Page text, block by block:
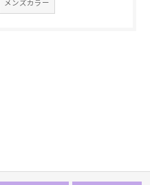
メンズカラー